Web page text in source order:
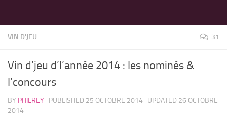
VIN D'JEU 31
Vin d’jeu d’l’année 2014 : les nominés &
l’concours
BY PHILREY · PUBLISHED 25 OCTOBRE 2014 · UPDATED 26 OCTOBRE
2014